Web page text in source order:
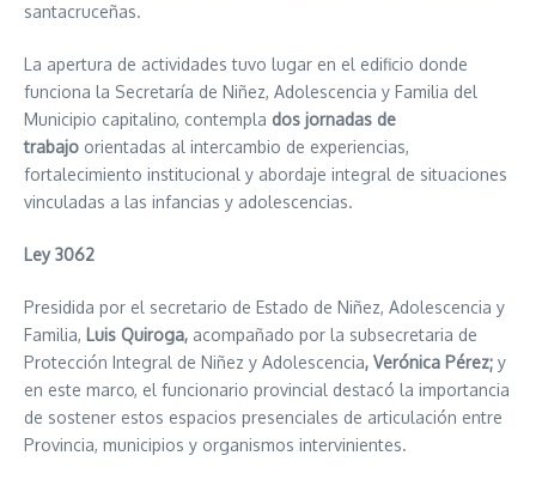
santacruceñas.
La apertura de actividades tuvo lugar en el edificio donde
funciona la Secretaría de Niñez, Adolescencia y Familia del
Municipio capitalino, contempla dos jornadas de
trabajo orientadas al intercambio de experiencias,
fortalecimiento institucional y abordaje integral de situaciones
vinculadas a las infancias y adolescencias.
Ley 3062
Presidida por el secretario de Estado de Niñez, Adolescencia y
Familia, Luis Quiroga, acompañado por la subsecretaria de
Protección Integral de Niñez y Adolescencia, Verónica Pérez; y
en este marco, el funcionario provincial destacó la importancia
de sostener estos espacios presenciales de articulación entre
Provincia, municipios y organismos intervinientes.